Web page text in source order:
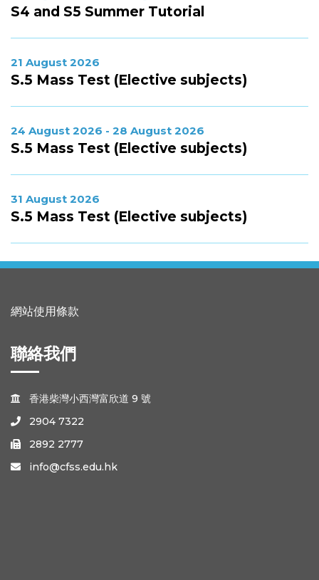
S4 and S5 Summer Tutorial
21 August 2026
S.5 Mass Test (Elective subjects)
24 August 2026 - 28 August 2026
S.5 Mass Test (Elective subjects)
31 August 2026
S.5 Mass Test (Elective subjects)
網站使用條款
聯絡我們
 香港柴灣小西灣富欣道 9 號
 2904 7322
 2892 2777
 info@cfss.edu.hk